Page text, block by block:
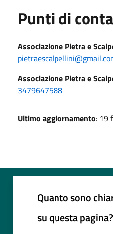
Punti di
Associazione Pietra e
Associazione Pietra e
3479647588
Ultimo aggiornamento: 19
Quanto sono
su questa pagina?